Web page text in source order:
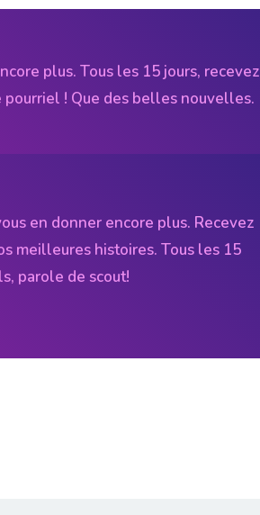
plus. Tous les 15 jours, recevez
! Que des belles nouvelles.
en donner encore plus. Recevez
meilleures histoires. Tous les 15
parole de scout!